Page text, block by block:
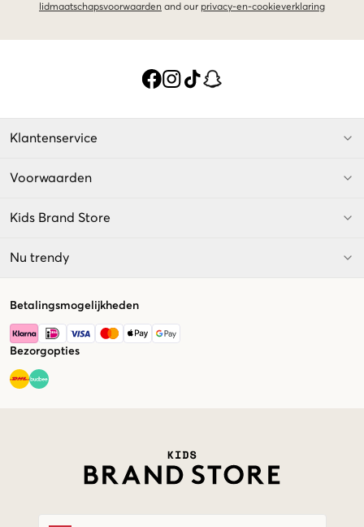
lidmaatschapsvoorwaarden and our privacy-en-cookieverklaring
Klantenservice
Voorwaarden
Kids Brand Store
Nu trendy
Betalingsmogelijkheden
Bezorgopties